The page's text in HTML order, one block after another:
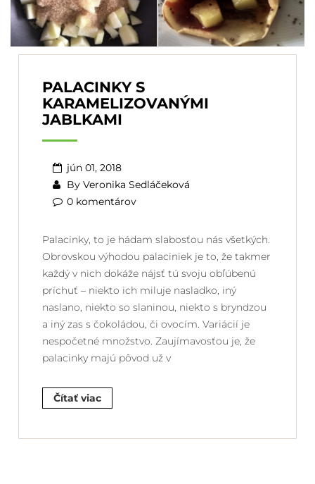
PALACINKY S
KARAMELIZOVANÝMI
JABLKAMI
jún 01, 2018
By Veronika Sedláčeková
0 komentárov
Palacinky, to je hádam slabosťou nás všetkých.
Obrovskou výhodou palaciniek je to, že takmer
každý v nich dokáže nájsť tú svoju obľúbenú
príchuť – niekto ich miluje nasladko, iný
naslano, niekto so slaninou, niekto s bryndzou
a iný zas s čokoládou, či ovocím. Variácií je
nespočetné množstvo. Zaujímavosťou je, že
palacinky majú pôvod už v
Čítať viac